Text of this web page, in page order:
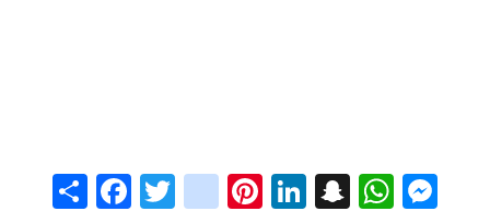
ShareFacebook
Twitter
instagram
Pinterest
LinkedIn
Snapchat